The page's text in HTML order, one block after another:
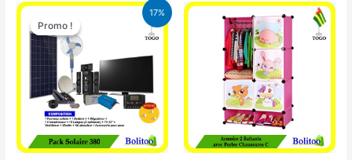
17%
Promo !
Promo !
Le
initial
était :
430.000 CFA.
Le
prix
actuel
355.000 CFA.